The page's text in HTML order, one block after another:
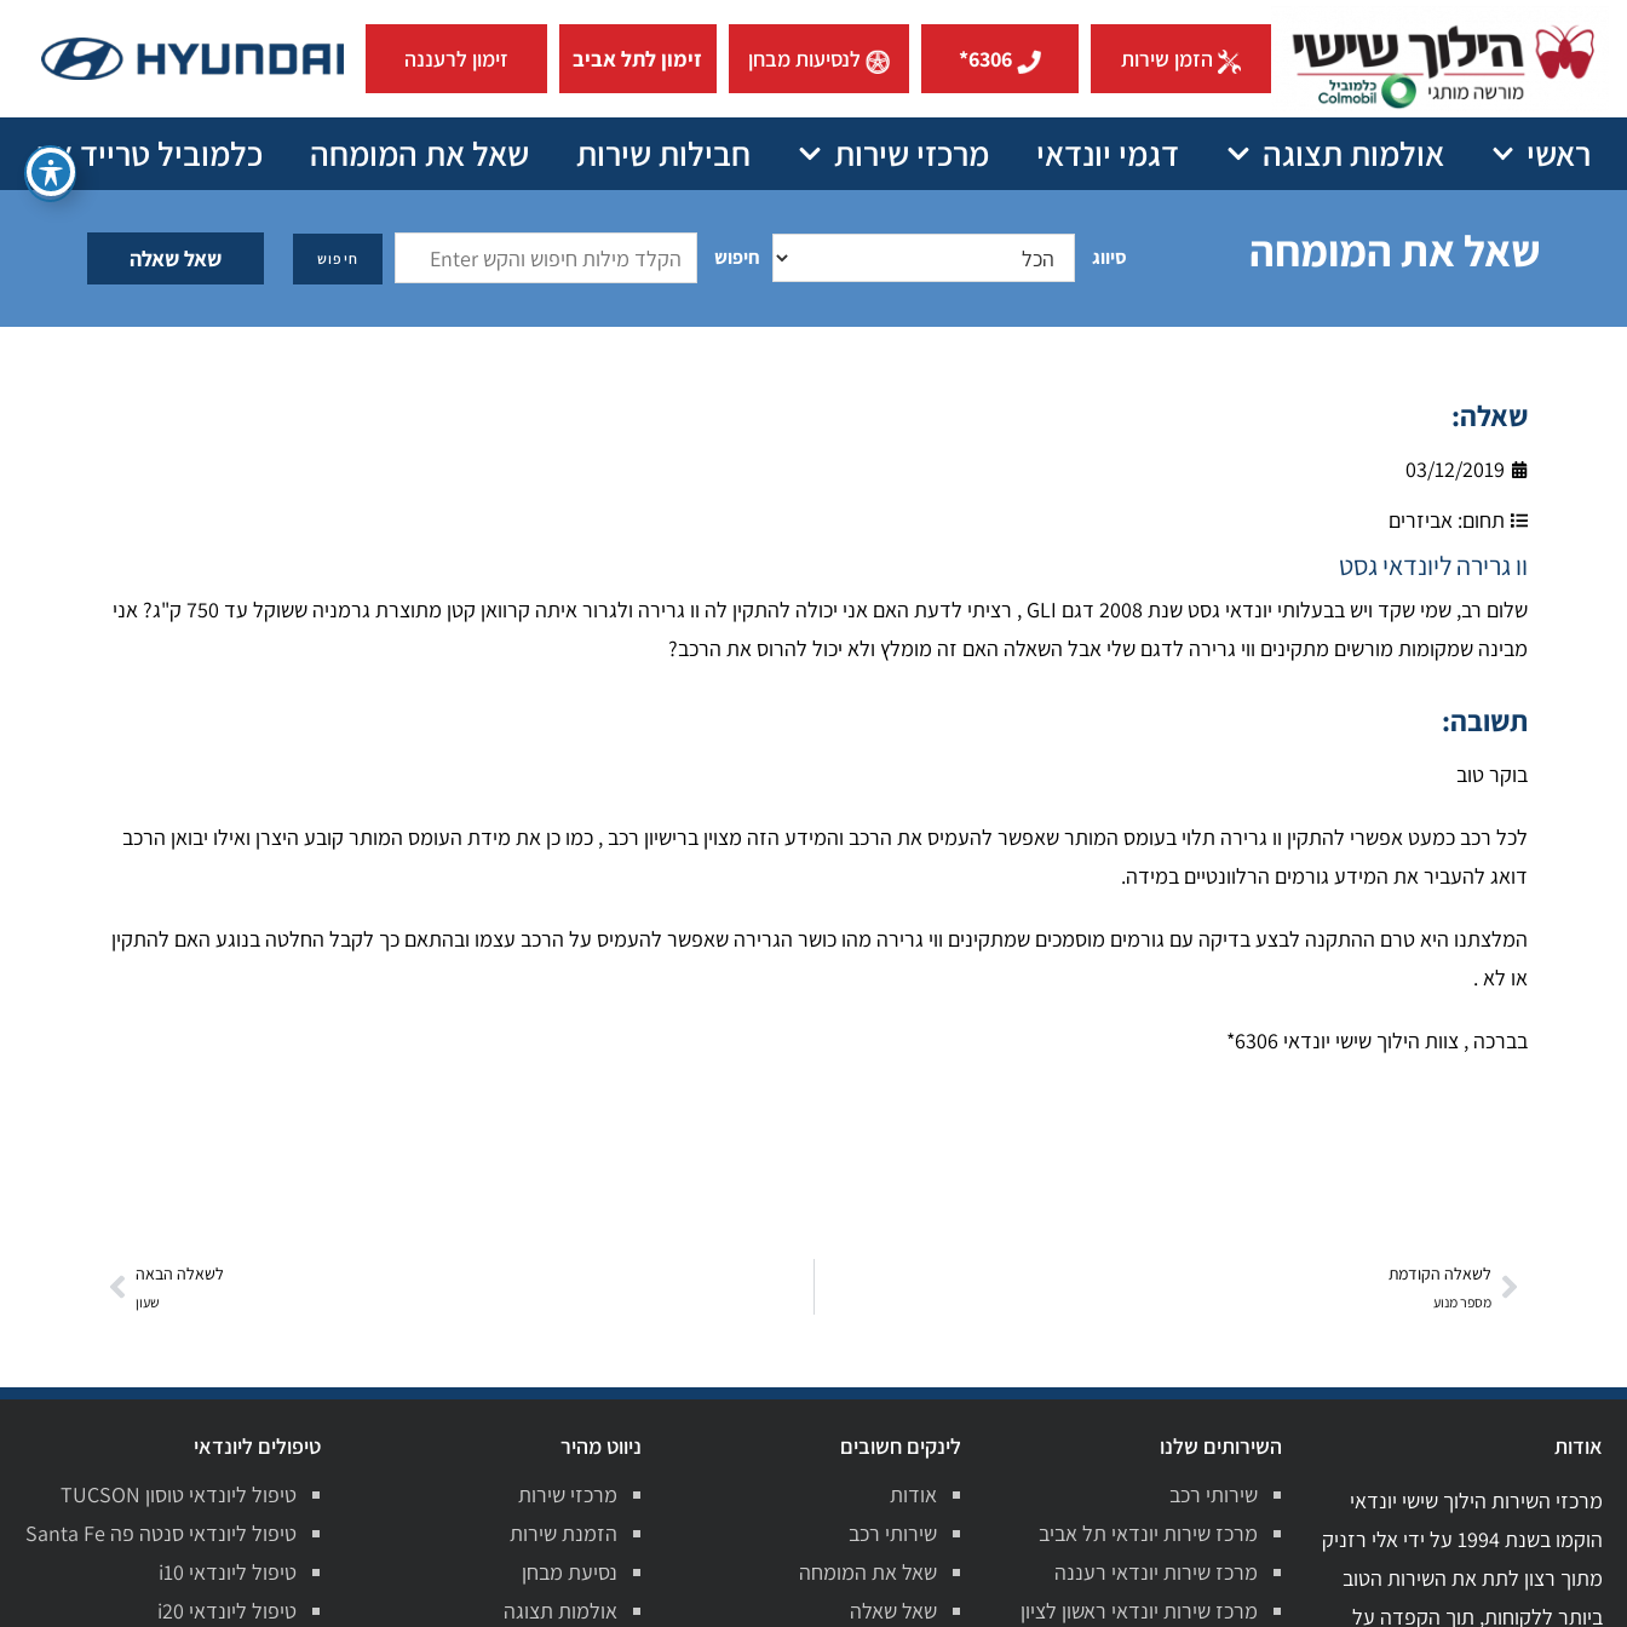
הזמן שירות 6306* לנסיעות מבחן זימון לתל אביב זימון לרעננה
ראשי אולמות תצוגה דגמי יונדאי מרכזי שירות חבילות שירות שאל את המומחה כלמוביל טרייד אין
שאל את המומחה סיווג חיפוש שאל שאלה
שאלה:
03/12/2019
תחום: אביזרים
וו גרירה ליונדאי גסט
שלום רב, שמי שקד ויש בבעלותי יונדאי גסט שנת 2008 דגם GLI , רציתי לדעת האם אני יכולה להתקין לה וו גרירה ולגרור איתה קרוואן קטן מתוצרת גרמניה ששוקל עד 750 ק"ג? אני
מבינה שמקומות מורשים מתקינים ווי גרירה לדגם שלי אבל השאלה האם זה מומלץ ולא יכול להרוס את הרכב?
תשובה:
בוקר טוב
לכל רכב כמעט אפשרי להתקין וו גרירה תלוי בעומס המותר שאפשר להעמיס את הרכב והמידע הזה מצוין ברישיון רכב , כמו כן את מידת העומס המותר קובע היצרן ואילו יבואן הרכב
דואג להעביר את המידע גורמים הרלוונטיים במידה.
המלצתנו היא טרם ההתקנה לבצע בדיקה עם גורמים מוסמכים שמתקינים ווי גרירה מהו כושר הגרירה שאפשר להעמיס על הרכב עצמו ובהתאם כך לקבל החלטה בנוגע האם להתקין
או לא .
בברכה , צוות הילוך שישי יונדאי 6306*
לשאלה הקודמת
מספר מנוע
לשאלה הבאה
שעון
אודות
מרכזי השירות הילוך שישי יונדאי
הוקמו בשנת 1994 על ידי אלי רזניק
מתוך רצון לתת את השירות הטוב
ביותר ללקוחות, תוך הקפדה על
השירותים שלנו
שירותי רכב
מרכז שירות יונדאי תל אביב
מרכז שירות יונדאי רעננה
מרכז שירות יונדאי ראשון לציון
לינקים חשובים
אודות
שירותי רכב
שאל את המומחה
שאל שאלה
ניווט מהיר
מרכזי שירות
הזמנת שירות
נסיעת מבחן
אולמות תצוגה
טיפולים ליונדאי
טיפול ליונדאי טוסון TUCSON
טיפול ליונדאי סנטה פה Santa Fe
טיפול ליונדאי i10
טיפול ליונדאי i20